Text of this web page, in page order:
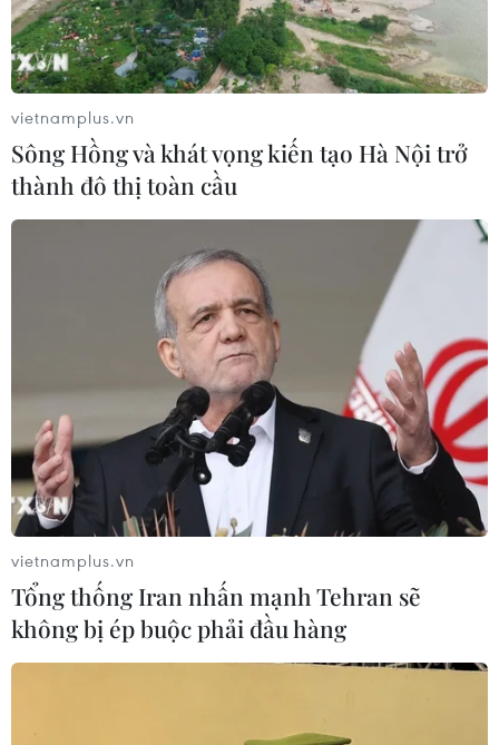
Airbus vượt Boeing về lượng máy bay xuất
xưởng trong năm 2019
Sau các vụ tai nạn máy bay nghiêm trọng liên quan đến
737 MAX của Boeing, Airbus đã vươn lên dẫn trước với
lượng máy bay bàn giao cho khách hàng trong năm
2018 tăng tới 8%.
vietnamplus.vn
Sông Hồng và khát vọng kiến tạo Hà Nội trở
thành đô thị toàn cầu
vietnamplus.vn
Tổng thống Iran nhấn mạnh Tehran sẽ
không bị ép buộc phải đầu hàng